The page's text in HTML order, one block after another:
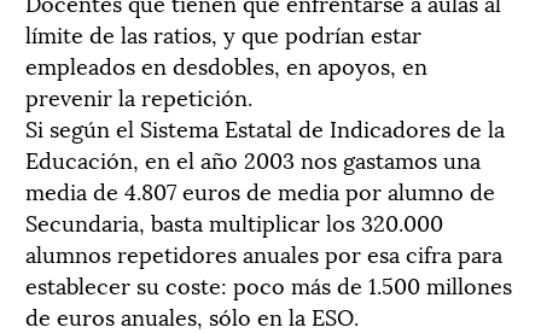
límite de las ratios, y que podrían estar
empleados en desdobles, en apoyos, en
prevenir la repetición.
Si según el Sistema Estatal de Indicadores de la
Educación, en el año 2003 nos gastamos una
media de 4.807 euros de media por alumno de
Secundaria, basta multiplicar los 320.000
alumnos repetidores anuales por esa cifra para
establecer su coste: poco más de 1.500 millones
de euros anuales, sólo en la ESO.